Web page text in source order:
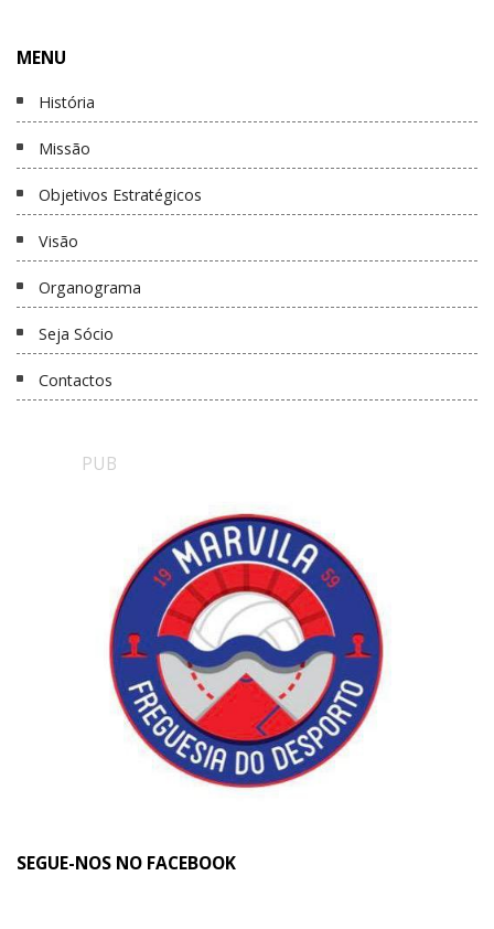
MENU
História
Missão
Objetivos Estratégicos
Visão
Organograma
Seja Sócio
Contactos
PUB
SEGUE-NOS NO FACEBOOK